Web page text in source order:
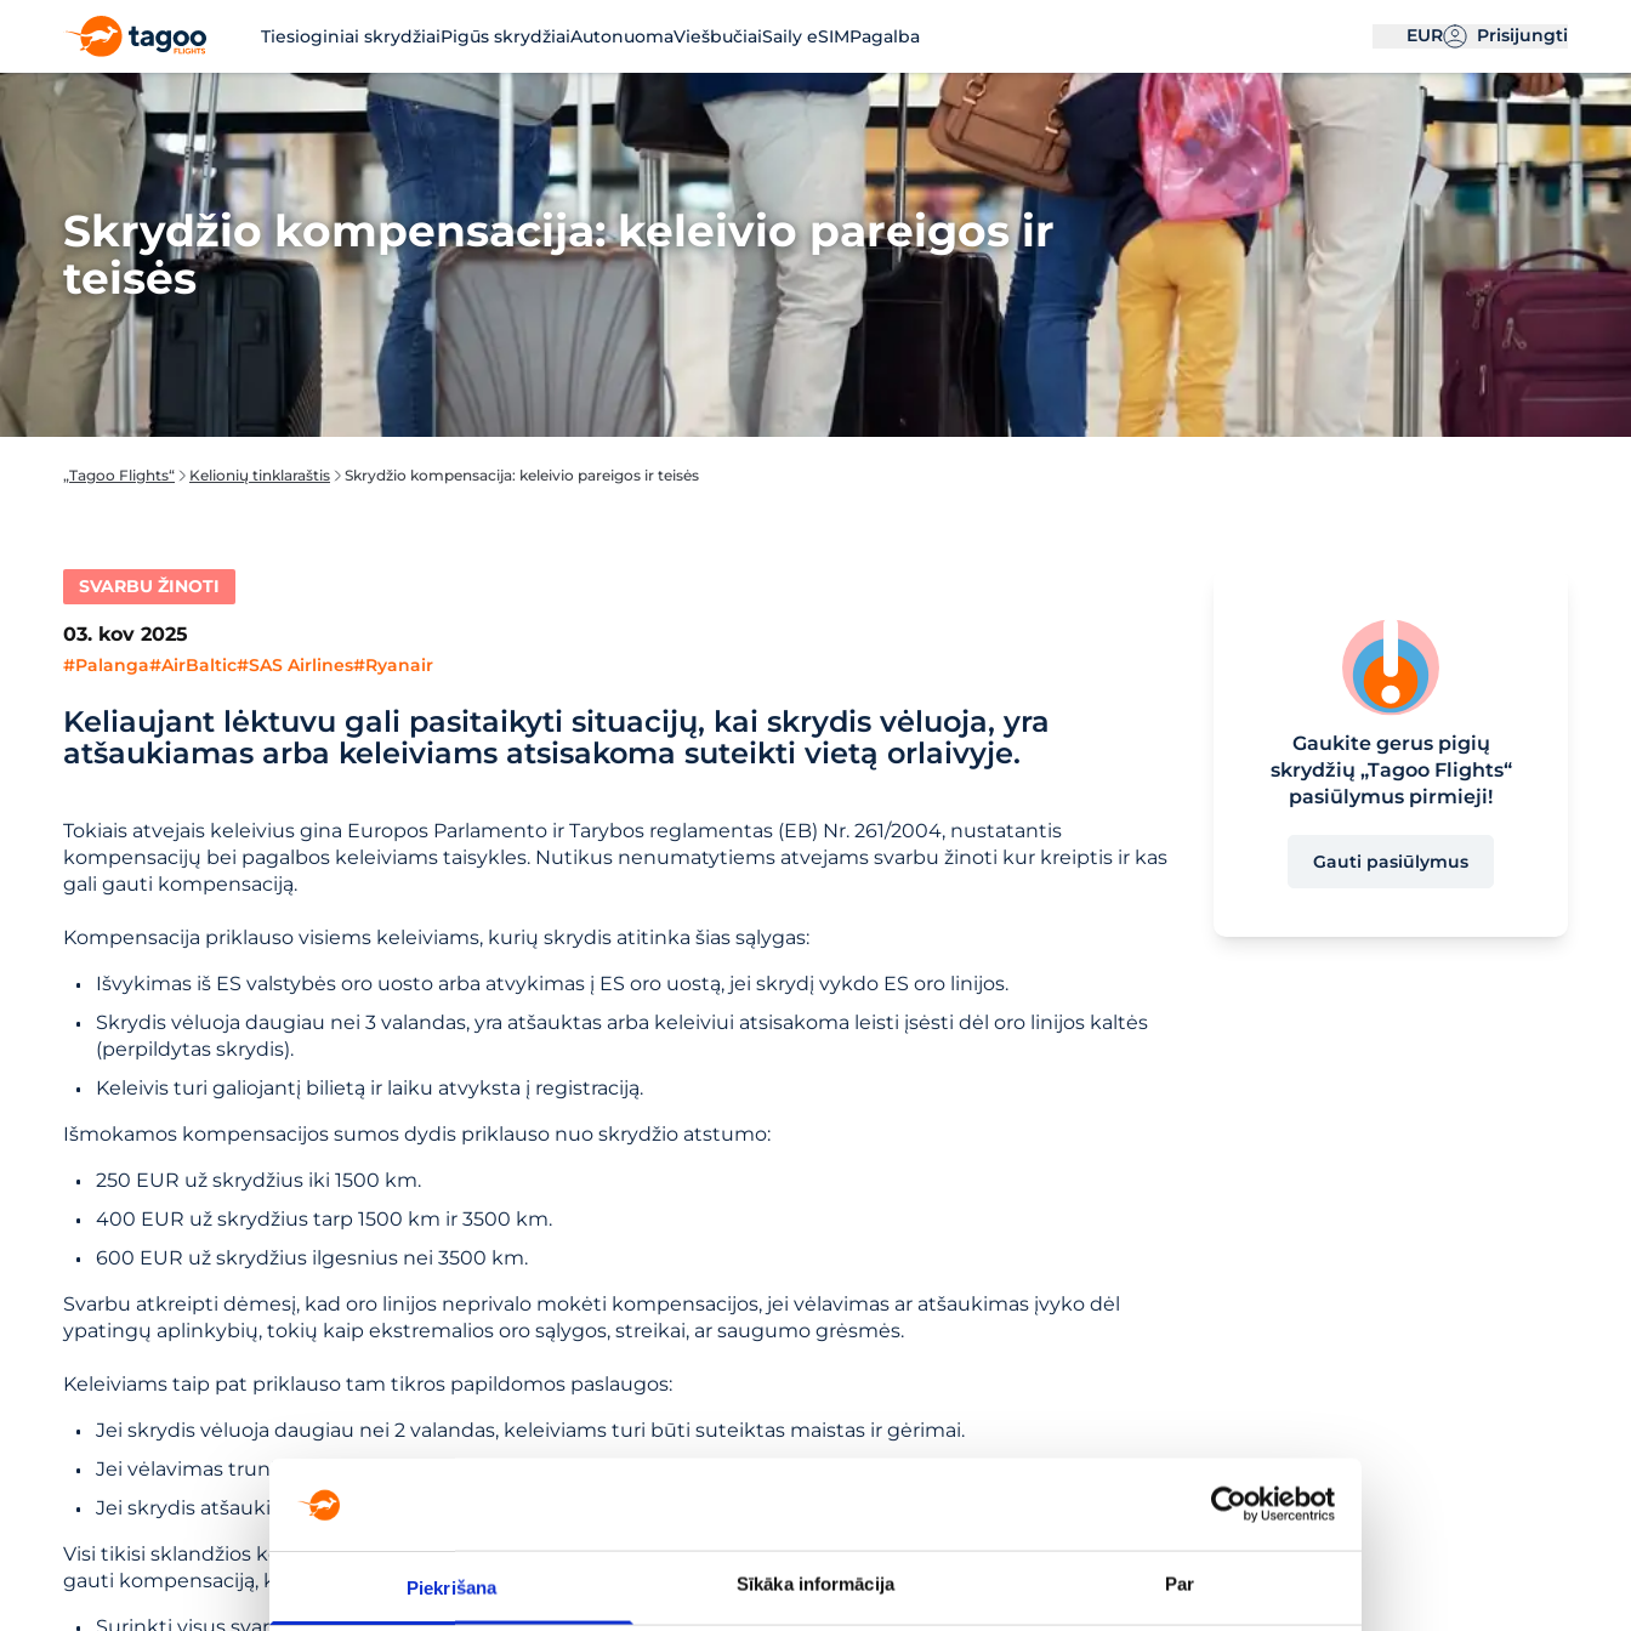
Piekrišana Sīkāka informācija Par
Tiesioginiai skrydžiaiPigūs skrydžiaiAutonuomaViešbučiaiSaily eSIMPagalba EUR Prisijungti
Skrydžio kompensacija: keleivio pareigos ir
teisės
„Tagoo Flights“ Kelionių tinklaraštis Skrydžio kompensacija: keleivio pareigos ir teisės
SVARBU ŽINOTI
03. kov 2025
#Palanga#AirBaltic#SAS Airlines#Ryanair
Keliaujant lėktuvu gali pasitaikyti situacijų, kai skrydis vėluoja, yra
atšaukiamas arba keleiviams atsisakoma suteikti vietą orlaivyje.
Tokiais atvejais keleivius gina Europos Parlamento ir Tarybos reglamentas (EB) Nr. 261/2004, nustatantis
kompensacijų bei pagalbos keleiviams taisykles. Nutikus nenumatytiems atvejams svarbu žinoti kur kreiptis ir kas
gali gauti kompensaciją.
Kompensacija priklauso visiems keleiviams, kurių skrydis atitinka šias sąlygas:
Išvykimas iš ES valstybės oro uosto arba atvykimas į ES oro uostą, jei skrydį vykdo ES oro linijos.
Skrydis vėluoja daugiau nei 3 valandas, yra atšauktas arba keleiviui atsisakoma leisti įsėsti dėl oro linijos kaltės
(perpildytas skrydis).
Keleivis turi galiojantį bilietą ir laiku atvyksta į registraciją.
Išmokamos kompensacijos sumos dydis priklauso nuo skrydžio atstumo:
250 EUR už skrydžius iki 1500 km.
400 EUR už skrydžius tarp 1500 km ir 3500 km.
600 EUR už skrydžius ilgesnius nei 3500 km.
Svarbu atkreipti dėmesį, kad oro linijos neprivalo mokėti kompensacijos, jei vėlavimas ar atšaukimas įvyko dėl
ypatingų aplinkybių, tokių kaip ekstremalios oro sąlygos, streikai, ar saugumo grėsmės.
Keleiviams taip pat priklauso tam tikros papildomos paslaugos:
Jei skrydis vėluoja daugiau nei 2 valandas, keleiviams turi būti suteiktas maistas ir gėrimai.
Jei vėlavimas trunka per naktį, oro linijos turi suteikti apgyvendinimą viešbutyje bei transportą iki jo.
Jei skrydis atšaukiamas, keleivis gali rinktis tarp bilieto kainos grąžinimo arba alternatyvaus maršruto.
Visi tikisi sklandžios kelionės, tačiau neretai pasitaiko nenumatytų atvejų, tad svarbu žinoti savo teises. Norėdami
gauti kompensaciją, keleiviai turėtų atlikti šiuos veiksmus:
Gaukite gerus pigių
skrydžių „Tagoo Flights“
pasiūlymus pirmieji!
Gauti pasiūlymus